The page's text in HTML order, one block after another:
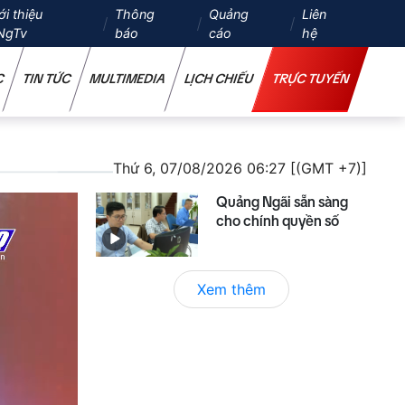
thiệu
Thông
báo
Quảng
cáo
Liên
hệ
TIN TỨC MULTIMEDIA LỊCH CHIẾU TRỰC TUYẾN
Thứ 6, 07/08/2026 06:27 [(GMT +7)]
Quảng Ngãi sẵn sàng
cho chính quyền số
Xem thêm